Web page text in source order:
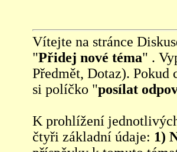
Vítejte na stránce
"Přidej nové téma" .
Předmět, Dotaz). Pokud
si políčko "posílat
K prohlížení
čtyři základní údaje: 1)